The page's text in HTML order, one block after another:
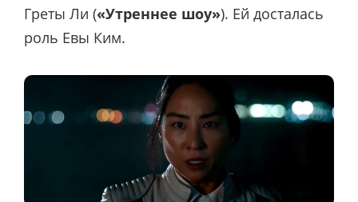
Греты Ли («Утреннее шоу»). Ей досталась
роль Евы Ким.